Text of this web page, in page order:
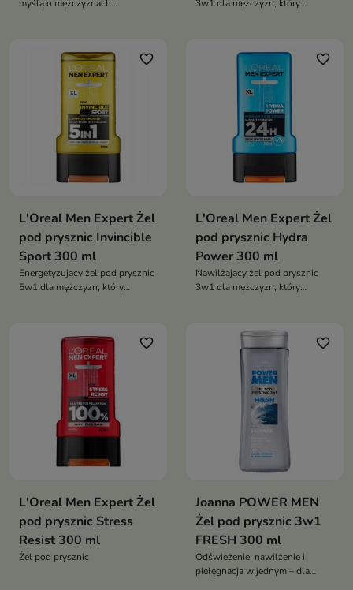
myślą o mężczyznach
3w1 dla mężczyzn, który
favorite_border
L'Oreal Men Expert Żel
pod prysznic Invincible
Sport 300 ml
Energetyzujący żel pod prysznic
5w1 dla mężczyzn, który
świeżości i regeneracji po
intensywnym wysiłku fizycznym
favorite_border
L'Oreal Men Expert Żel
pod prysznic Hydra
Power 300 ml
Nawilżający żel pod prysznic
3w1 dla mężczyzn, który
intensywne nawilżenie i uczucie
świeżości przez 24 godziny
favorite_border
L'Oreal Men Expert Żel
pod prysznic Stress
Resist 300 ml
Żel pod prysznic
favorite_border
Joanna POWER MEN
Żel pod prysznic 3w1
FRESH 300 ml
Odświeżenie, nawilżenie i
pielęgnacja w jednym – dla